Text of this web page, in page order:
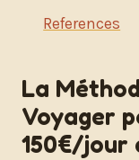
References
La
Voyager
150€/jour